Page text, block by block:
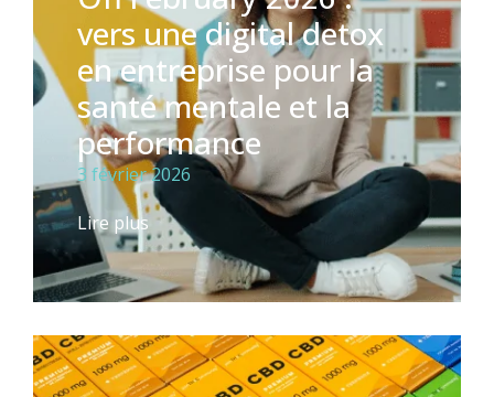
vers une digital detox
en entreprise pour la
santé mentale et la
performance
3 février 2026
Lire plus